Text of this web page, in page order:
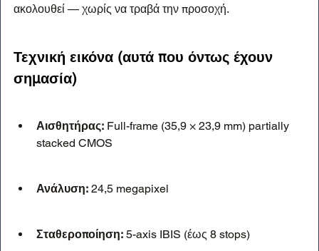
ακολουθεί — χωρίς να τραβά την προσοχή.
Τεχνική εικόνα (αυτά που όντως έχουν
σημασία)
Αισθητήρας: Full-frame (35,9 × 23,9 mm) partially
stacked CMOS
Ανάλυση: 24,5 megapixel
Σταθεροποίηση: 5-axis IBIS (έως 8 stops)